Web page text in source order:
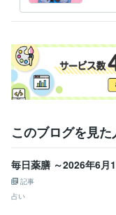
このブログを見
毎日薬膳 ～2026年6月
記事
占い